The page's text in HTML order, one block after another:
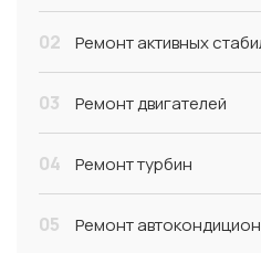
02 Ремонт активных
03 Ремонт двигателей
04 Ремонт турбин
05 Ремонт